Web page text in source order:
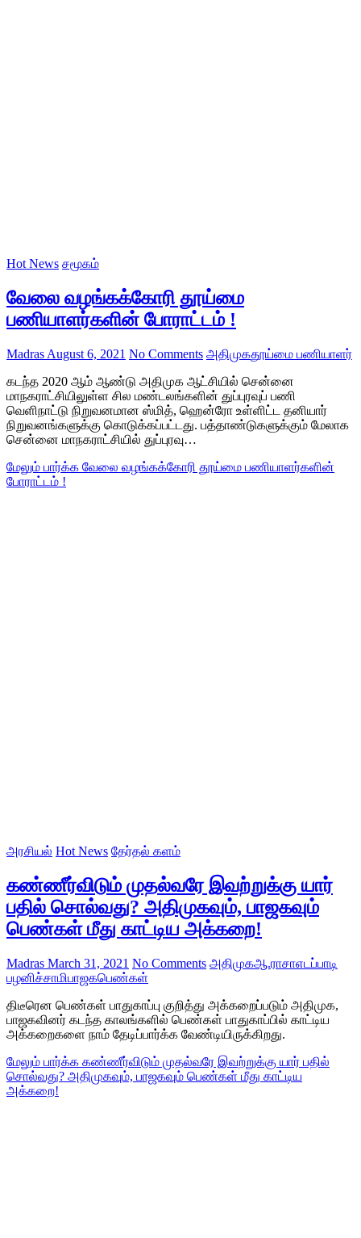
Hot News சமூகம்
வேலை வழங்கக்கோரி தூய்மை
பணியாளர்களின் போராட்டம் !
Madras August 6, 2021 No Comments அதிமுகதூய்மை பணியாளர்
கடந்த 2020 ஆம் ஆண்டு அதிமுக ஆட்சியில் சென்னை
மாநகராட்சியிலுள்ள சில மண்டலங்களின் துப்புரவுப் பணி
வெளிநாட்டு நிறுவனமான ஸ்மித், ஹென்ரோ உள்ளிட்ட தனியார்
நிறுவனங்களுக்கு கொடுக்கப்பட்டது. பத்தாண்டுகளுக்கும் மேலாக
சென்னை மாநகராட்சியில் துப்புரவு…
மேலும் பார்க்க வேலை வழங்கக்கோரி தூய்மை பணியாளர்களின்
போராட்டம் !
அரசியல் Hot News தேர்தல் களம்
கண்ணீர்விடும் முதல்வரே இவற்றுக்கு யார்
பதில் சொல்வது? அதிமுகவும், பாஜகவும்
பெண்கள் மீது காட்டிய அக்கறை!
Madras March 31, 2021 No Comments அதிமுகஆ.ராசாஎடப்பாடி
பழனிச்சாமிபாஜகபெண்கள்
திடீரென பெண்கள் பாதுகாப்பு குறித்து அக்கறைப்படும் அதிமுக,
பாஜகவினர் கடந்த காலங்களில் பெண்கள் பாதுகாப்பில் காட்டிய
அக்கறைகளை நாம் தேடிப்பார்க்க வேண்டியிருக்கிறது.
மேலும் பார்க்க கண்ணீர்விடும் முதல்வரே இவற்றுக்கு யார் பதில்
சொல்வது? அதிமுகவும், பாஜகவும் பெண்கள் மீது காட்டிய
அக்கறை!